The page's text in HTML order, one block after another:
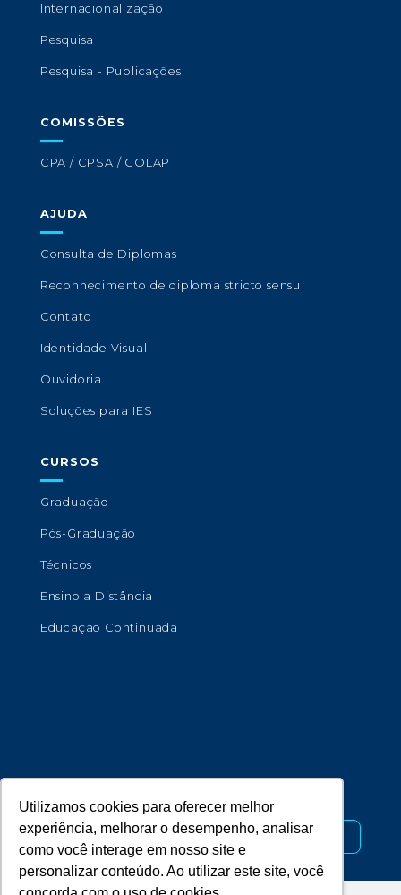
Utilizamos cookies para oferecer melhor
experiência, melhorar o desempenho, analisar
como você interage em nosso site e
personalizar conteúdo. Ao utilizar este site, você
Internacionalização
Pesquisa
Pesquisa - Publicações
COMISSÕES
CPA / CPSA / COLAP
AJUDA
Consulta de Diplomas
Reconhecimento de diploma stricto sensu
Contato
Identidade Visual
Ouvidoria
Soluções para IES
CURSOS
Graduação
Pós-Graduação
Técnicos
Ensino a Distância
Educação Continuada